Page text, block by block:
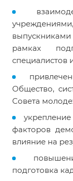
рамках
специалистов
Общество,
Совета
факторов
влияние на
подготовка